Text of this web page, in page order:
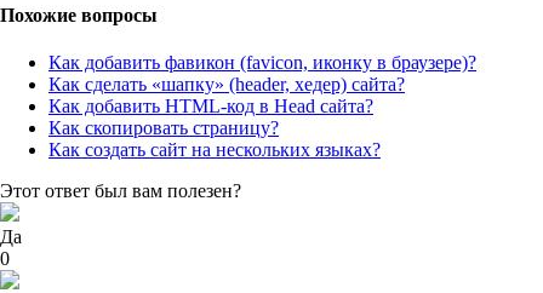
Похожие вопросы
Как добавить фавикон (favicon, иконку в браузере)?
Как сделать «шапку» (header, хедер) сайта?
Как добавить HTML-код в Head сайта?
Как скопировать страницу?
Как создать сайт на нескольких языках?
Этот ответ был вам полезен?
Да
0